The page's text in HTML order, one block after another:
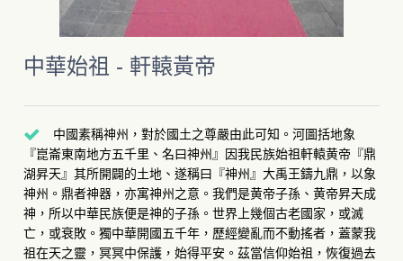
中華始祖 - 軒轅黃帝
中國素稱神州，對於國土之尊嚴由此可知。河圖括地象
『崑崙東南地方五千里、名曰神州』因我民族始祖軒轅黄帝『鼎
湖昇天』其所開闢的土地、遂稱曰『神州』大禹王鑄九鼎，以象
神州。鼎者神器，亦寓神州之意。我們是黄帝子孫、黄帝昇天成
神，所以中華民族便是神的子孫。世界上幾個古老國家，或滅
亡，或衰敗。獨中華開國五千年，歷經變亂而不動搖者，蓋蒙我
祖在天之靈，冥冥中保護，始得平安。茲當信仰始祖，恢復過去